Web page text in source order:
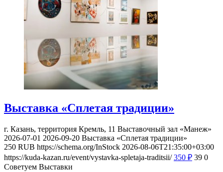
Выставка «Сплетая традиции»
г. Казань, территория Кремль, 11 Выставочный зал «Манеж»
2026-07-01 2026-09-20 Выставка «Сплетая традиции»
250 RUB https://schema.org/InStock 2026-08-06T21:35:00+03:00
https://kuda-kazan.ru/event/vystavka-spletaja-traditsii/ 350 ₽ 39 0
Советуем Выставки